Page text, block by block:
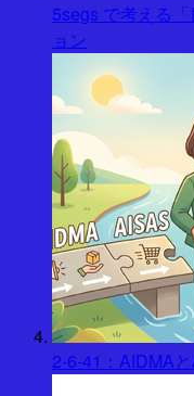
5segs で考える
ョン
2-6-41：AIDMA